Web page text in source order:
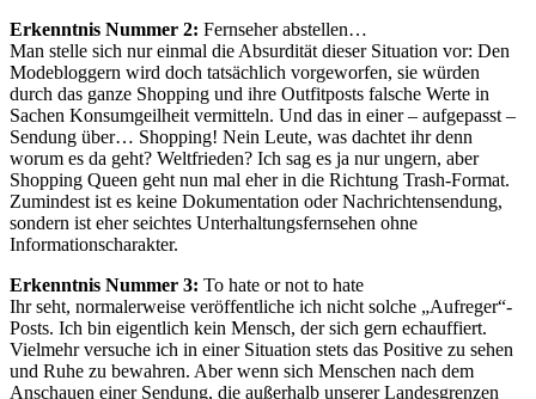
Erkenntnis Nummer 2: Fernseher abstellen…
Man stelle sich nur einmal die Absurdität dieser Situation vor: Den
Modebloggern wird doch tatsächlich vorgeworfen, sie würden
durch das ganze Shopping und ihre Outfitposts falsche Werte in
Sachen Konsumgeilheit vermitteln. Und das in einer – aufgepasst –
Sendung über… Shopping! Nein Leute, was dachtet ihr denn
worum es da geht? Weltfrieden? Ich sag es ja nur ungern, aber
Shopping Queen geht nun mal eher in die Richtung Trash-Format.
Zumindest ist es keine Dokumentation oder Nachrichtensendung,
sondern ist eher seichtes Unterhaltungsfernsehen ohne
Informationscharakter.
Erkenntnis Nummer 3: To hate or not to hate
Ihr seht, normalerweise veröffentliche ich nicht solche „Aufreger“-
Posts. Ich bin eigentlich kein Mensch, der sich gern echauffiert.
Vielmehr versuche ich in einer Situation stets das Positive zu sehen
und Ruhe zu bewahren. Aber wenn sich Menschen nach dem
Anschauen einer Sendung, die außerhalb unserer Landesgrenzen